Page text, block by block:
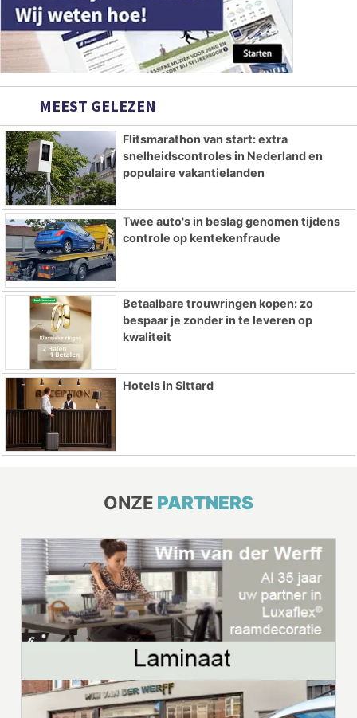
MEEST GELEZEN
Flitsmarathon van start: extra
snelheidscontroles in Nederland en
populaire vakantielanden
Twee auto's in beslag genomen tijdens
controle op kentekenfraude
Betaalbare trouwringen kopen: zo
bespaar je zonder in te leveren op
kwaliteit
Hotels in Sittard
ONZE PARTNERS